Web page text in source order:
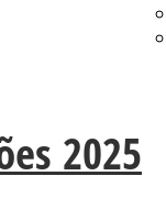
2025